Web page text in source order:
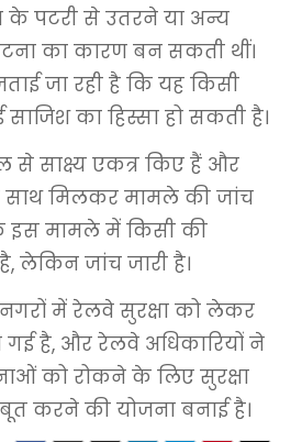
के पटरी से उतरने या अन्य
का कारण बन सकती थीं।
जा रही है कि यह किसी
का हिस्सा हो सकती है।
से साक्ष्य एकत्र किए हैं और
साथ मिलकर मामले की जांच
इस मामले में किसी की
लेकिन जांच जारी है।
में रेलवे सुरक्षा को लेकर
गई है, और रेलवे अधिकारियों ने
को रोकने के लिए सुरक्षा
करने की योजना बनाई है।